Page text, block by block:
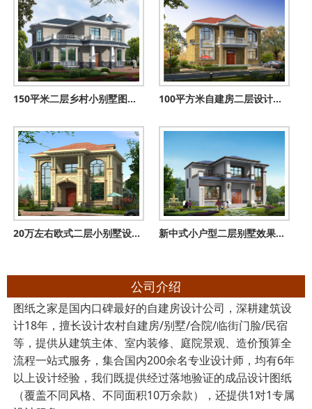
150平米二层乡村小别墅图，户型合理，外观清新淡雅 100平方米自建房二层设计图纸及效果图，12x9米
20万左右欧式二层小别墅设计图，100平米和130两个户型 新中式小户型二层别墅效果图及全套施工设计图，造价经济实惠
公司介绍
图纸之家是国内口碑最好的自建房设计公司，深耕建筑设
计18年，擅长设计农村自建房/别墅/合院/临街门脸/民宿
等，提供从建筑主体、室内装修、庭院景观、造价预算全
流程一站式服务，集合国内200余名专业设计师，均有6年
以上设计经验，我们既提供经过落地验证的成品设计图纸
（覆盖不同风格、不同面积10万余款），还提供1对1专属